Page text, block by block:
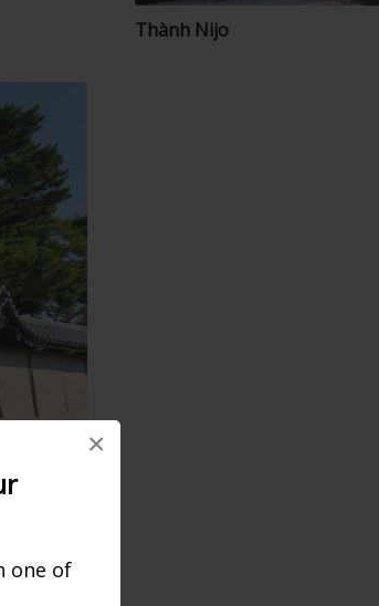
one of
×
Thành Nijo